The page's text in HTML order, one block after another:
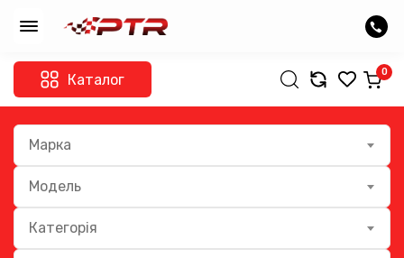
Каталог 0
Марка
Модель
Категорія